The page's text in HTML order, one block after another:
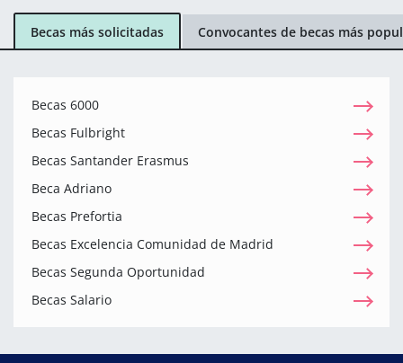
Becas más solicitadas Convocantes de becas más
Becas 6000
Becas Fulbright
Becas Santander Erasmus
Beca Adriano
Becas Prefortia
Becas Excelencia Comunidad de Madrid
Becas Segunda Oportunidad
Becas Salario